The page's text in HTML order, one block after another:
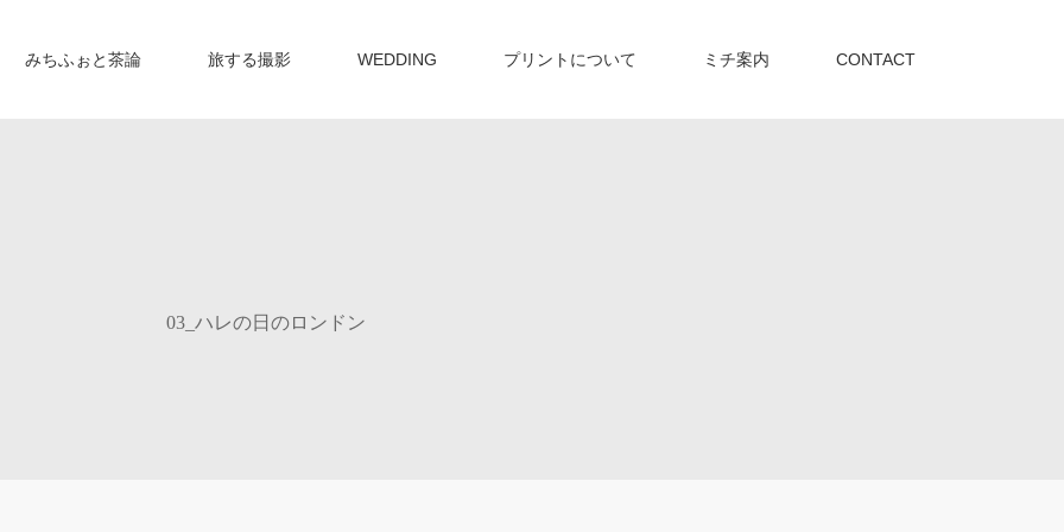
みちふぉと茶論 旅する撮影 WEDDING プリントについて ミチ案内 CONTACT
03_ハレの日のロンドン